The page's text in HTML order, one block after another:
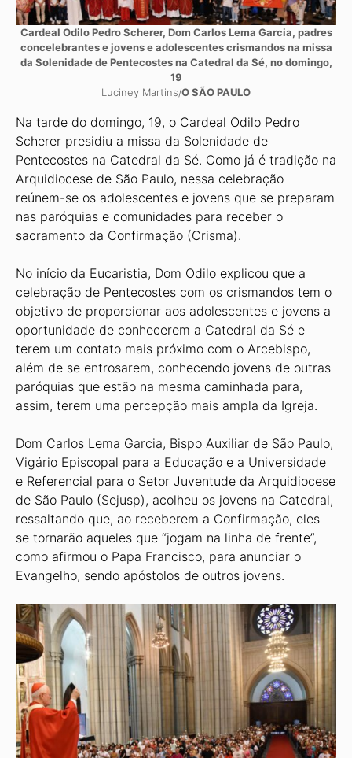
Cardeal Odilo Pedro Scherer, Dom Carlos Lema Garcia, padres
concelebrantes e jovens e adolescentes crismandos na missa
da Solenidade de Pentecostes na Catedral da Sé, no domingo,
19
Luciney Martins/O SÃO PAULO
Na tarde do domingo, 19, o Cardeal Odilo Pedro
Scherer presidiu a missa da Solenidade de
Pentecostes na Catedral da Sé. Como já é tradição na
Arquidiocese de São Paulo, nessa celebração
reúnem-se os adolescentes e jovens que se preparam
nas paróquias e comunidades para receber o
sacramento da Confirmação (Crisma).
No início da Eucaristia, Dom Odilo explicou que a
celebração de Pentecostes com os crismandos tem o
objetivo de proporcionar aos adolescentes e jovens a
oportunidade de conhecerem a Catedral da Sé e
terem um contato mais próximo com o Arcebispo,
além de se entrosarem, conhecendo jovens de outras
paróquias que estão na mesma caminhada para,
assim, terem uma percepção mais ampla da Igreja.
Dom Carlos Lema Garcia, Bispo Auxiliar de São Paulo,
Vigário Episcopal para a Educação e a Universidade
e Referencial para o Setor Juventude da Arquidiocese
de São Paulo (Sejusp), acolheu os jovens na Catedral,
ressaltando que, ao receberem a Confirmação, eles
se tornarão aqueles que “jogam na linha de frente”,
como afirmou o Papa Francisco, para anunciar o
Evangelho, sendo apóstolos de outros jovens.